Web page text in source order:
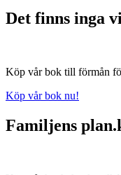
Det finns inga
Köp vår bok till förmån
Köp vår bok nu!
Familjens